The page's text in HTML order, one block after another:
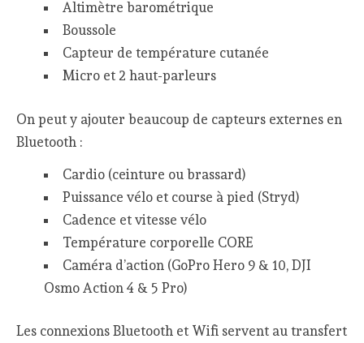
Altimètre barométrique
Boussole
Capteur de température cutanée
Micro et 2 haut-parleurs
On peut y ajouter beaucoup de capteurs externes en
Bluetooth :
Cardio (ceinture ou brassard)
Puissance vélo et course à pied (Stryd)
Cadence et vitesse vélo
Température corporelle CORE
Caméra d’action (GoPro Hero 9 & 10, DJI
Osmo Action 4 & 5 Pro)
Les connexions Bluetooth et Wifi servent au transfert